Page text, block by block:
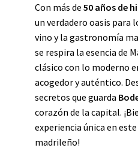
Con más de 50 años de
un verdadero oasis para
vino y la gastronomía
se respira la esencia de
clásico con lo moderno
acogedor y auténtico.
secretos que guarda
corazón de la capital.
experiencia única en
madrileño!